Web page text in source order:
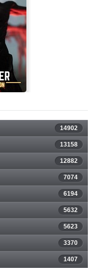
Edition
14902
13158
12882
7074
6194
5632
5623
3370
1407